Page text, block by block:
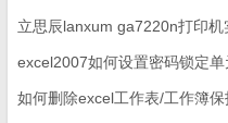
立思辰lanxum ga7220n打印
excel2007如何设置密码锁定
如何删除excel工作表/工作簿